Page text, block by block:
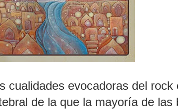
cualidades evocadoras del rock
de la que la mayoría de las